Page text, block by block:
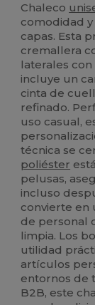
Chaleco
comodidad
capas. Esta
cremallera
laterales
incluye un
cinta de
refinado.
uso casual,
técnica se
poliéster
pelusas,
incluso
convierte en
de personal
limpia. Los
utilidad
artículos
entornos de
B2B, este